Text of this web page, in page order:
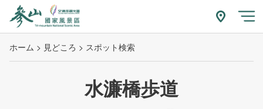
主
附近玩什
開
ホーム 見どころ スポット検索
水濂橋歩道